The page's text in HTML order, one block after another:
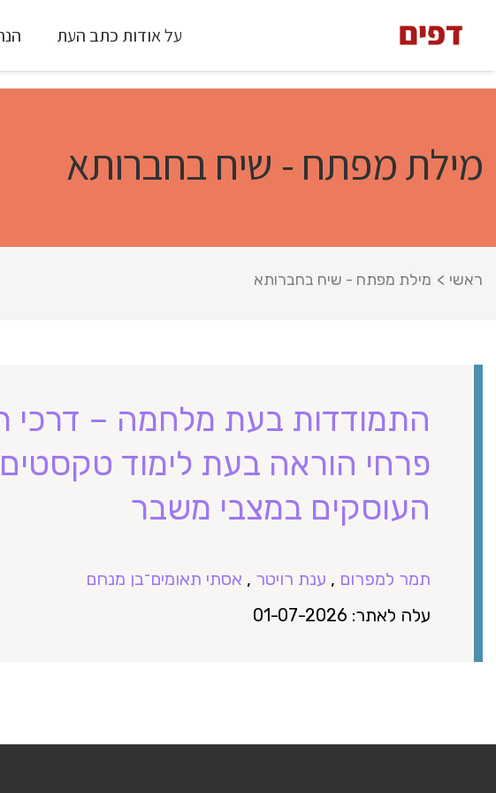
על אודות כתב העת
מילת מפתח - שיח בחברותא
ראשי > מילת מפתח - שיח בחברותא
התמודדות בעת מלחמה – דרכי
פרחי הוראה בעת לימוד
העוסקים במצבי משבר
תמר למפרום , ענת רויטר , אסתי תאומים־בן מנחם
עלה לאתר: 01-07-2026